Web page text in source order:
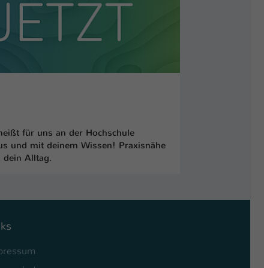
für uns an der Hochschule
und mit deinem Wissen! Praxisnähe
Alltag.